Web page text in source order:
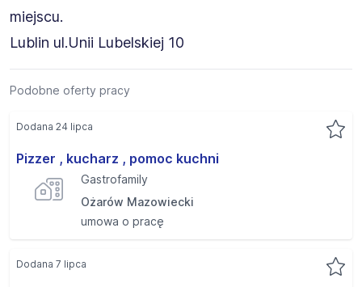
miejscu.
Lublin ul.Unii Lubelskiej 10
Podobne oferty pracy
Pizzer , kucharz , pomoc kuchni
Gastrofamily
Ożarów Mazowiecki
umowa o pracę
Dodana 24 lipca
Dodana 7 lipca